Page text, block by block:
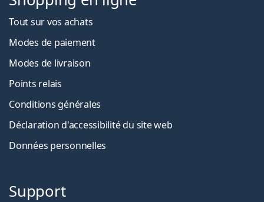
Tout sur vos achats
Modes de paiement
Modes de livraison
Points relais
Conditions générales
Déclaration d'accessibilité du site web
Données personnelles
Support